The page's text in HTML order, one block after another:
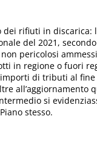
rifiuti in discarica:
del 2021,
pericolosi
in regione o fuori
di tributi al
all’aggiornamento
si
stesso.